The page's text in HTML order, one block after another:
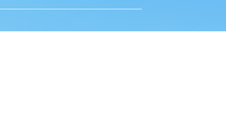
ニュースルーム